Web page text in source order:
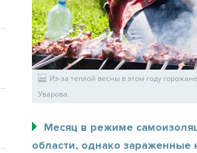
Из-за теплой весны в этом году
Уварова.
Месяц в режиме
области, однако зараженные